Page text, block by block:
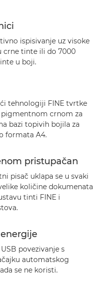
ispisivanje uz visoke
crne tinte ili do 7000
u boji.
tehnologiji FINE tvrtke
crnom za
bazi topivih bojila za
formata A4.
pristupačan
pisač uklapa se u svaki
količine dokumenata
tinti FINE i
povezivanje s
automatskog
se ne koristi.